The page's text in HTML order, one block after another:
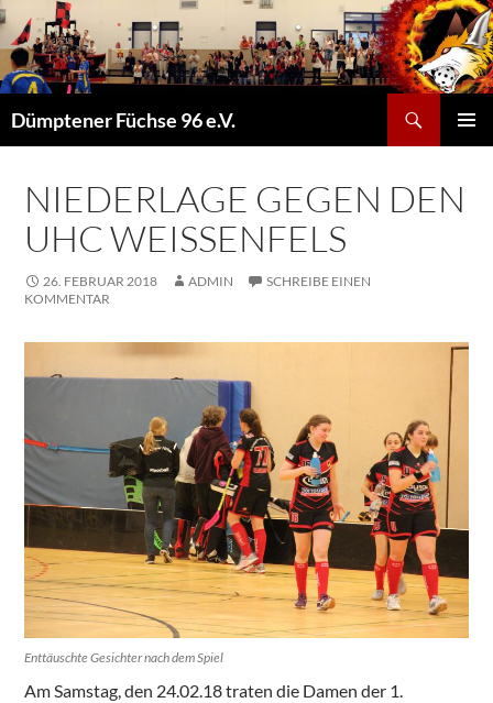
Dümptener Füchse 96 e.V.
SPRINGEN
NIEDERLAGE GEGEN DEN
UHC WEISSENFELS
26. FEBRUAR 2018 ADMIN
SCHREIBE EINEN
KOMMENTAR
Enttäuschte Gesichter nach dem Spiel
Am Samstag, den 24.02.18 traten die Damen der 1.